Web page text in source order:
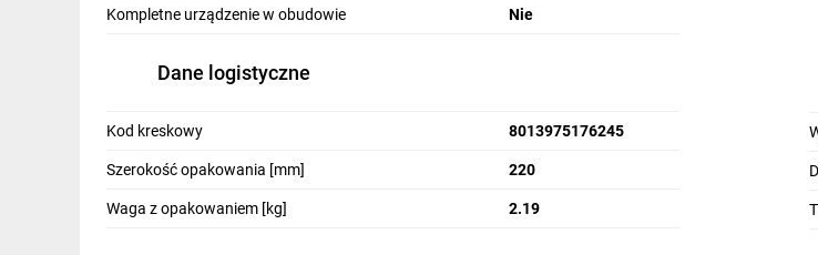
Kompletne urządzenie w obudowie Nie
Dane logistyczne
Kod kreskowy 8013975176245
Szerokość opakowania [mm] 220
Waga z opakowaniem [kg] 2.19